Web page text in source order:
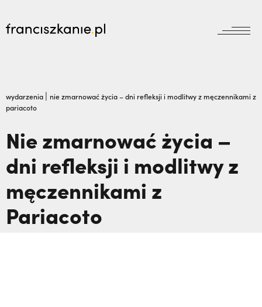
jubileusz
wydarzenia
biblioteka
prowincja
wydarzenia
prowincja
powołanie
dzieła
zakon
bracia mniejsi
reguła i życie
franciszek
księgarnia
wesprzyj
Wyszukiwarka
najczęściej wyszukiwane
wydarzenia | nie zmarnować życia – dni refleksji i modlitwy z męczennikami z
pariacoto
Nie zmarnować życia –
dni refleksji i modlitwy z
męczennikami z
Pariacoto